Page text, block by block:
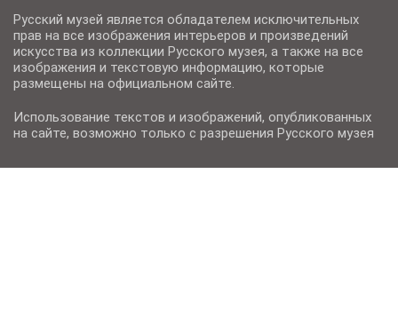
Русский музей является обладателем исключительных
прав на все изображения интерьеров и произведений
искусства из коллекции Русского музея, а также на все
изображения и текстовую информацию, которые
размещены на официальном сайте.
Использование текстов и изображений, опубликованных
на сайте, возможно только с разрешения Русского музея